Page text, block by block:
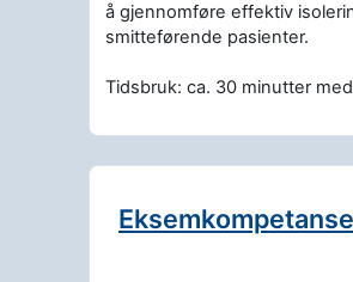
å gjennomføre effektiv
smitteførende pasienter.
Tidsbruk: ca. 30 minutter
Eksemkompetanse